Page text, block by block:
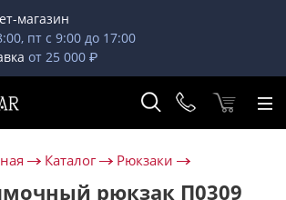
магазин
пт с 9:00 до 17:00
от 25 000 ₽
Каталог Рюкзаки
рюкзак П0309